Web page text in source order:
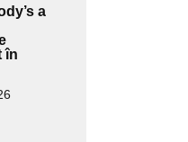
a
în